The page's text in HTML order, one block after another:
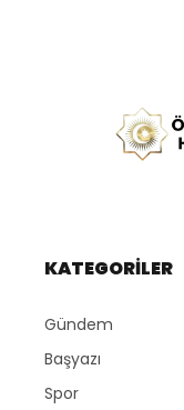
KATEGORİLER
Gündem
Başyazı
Spor